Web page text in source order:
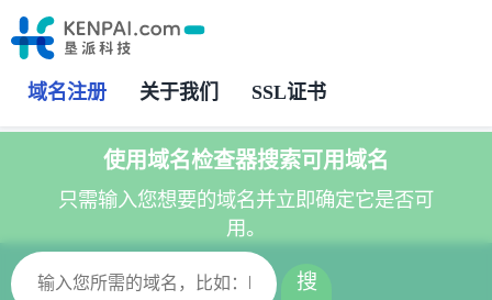
域名注册 关于我们 SSL证书
使用域名检查器搜索可用域名
只需输入您想要的域名并立即确定它是否可
用。
搜